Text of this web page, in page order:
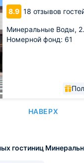
8.9 18 отзывов
Минеральные Воды,
Номерной фонд: 61
НАВЕРХ
гостиниц